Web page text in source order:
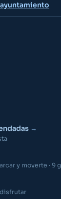
y moverte · 9